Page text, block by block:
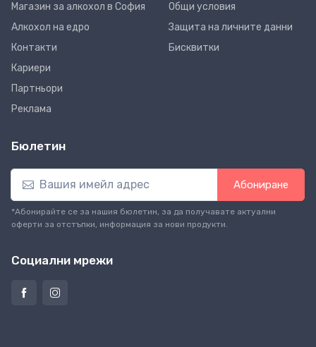
Магазин за алкохол в София
Алкохол на едро
Контакти
Кариери
Партньори
Реклама
Общи условия
Защита на личните данни
Бисквитки
Бюлетин
Абониране
*Абонирайте се за нашия бюлетин, за да получавате актуални
оферти за отстъпки, информация за нови продукти.
Социални мрежи